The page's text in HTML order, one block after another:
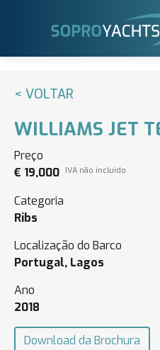
< VOLTAR
WILLIAMS JET
Preço
€ 19,000 IVA não incluído
Categoria
Ribs
Localização do Barco
Portugal, Lagos
Ano
2018
Download da Brochura